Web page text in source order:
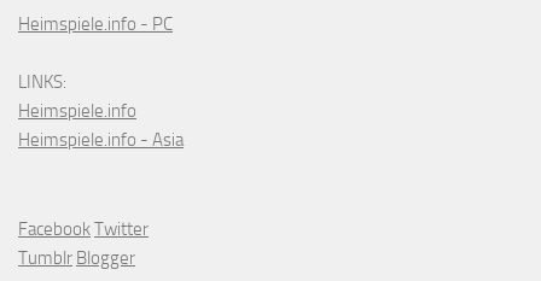
Heimspiele.info - PC
LINKS:
Heimspiele.info
Heimspiele.info - Asia
FacebookTwitter
Tumblr Blogger